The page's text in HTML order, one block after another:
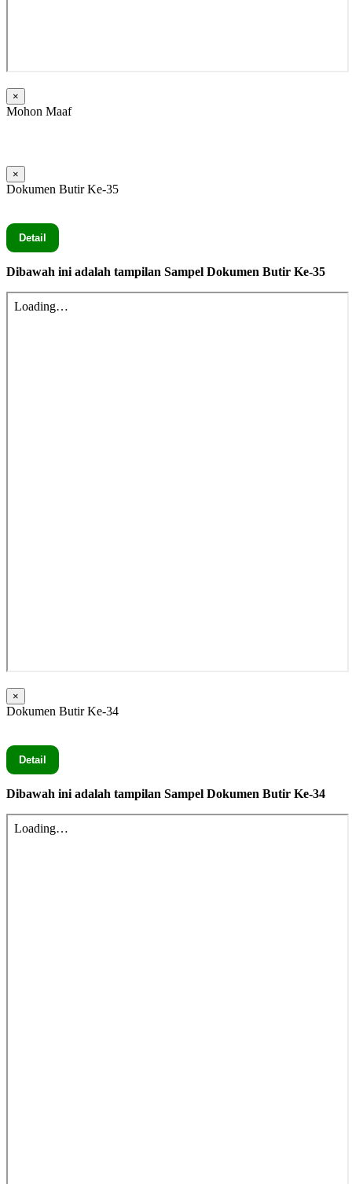
×
Mohon Maaf
×
Dokumen Butir Ke-35
Detail
Dibawah ini adalah tampilan Sampel Dokumen Butir Ke-35
×
Dokumen Butir Ke-34
Detail
Dibawah ini adalah tampilan Sampel Dokumen Butir Ke-34